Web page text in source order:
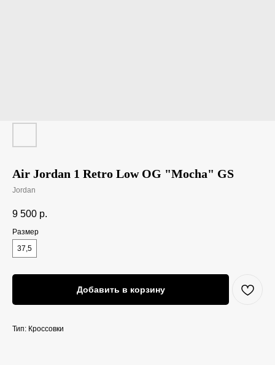
Air Jordan 1 Retro Low OG "Mocha" GS
Jordan
9 500 р.
Размер
37,5
Добавить в корзину
Тип: Кроссовки